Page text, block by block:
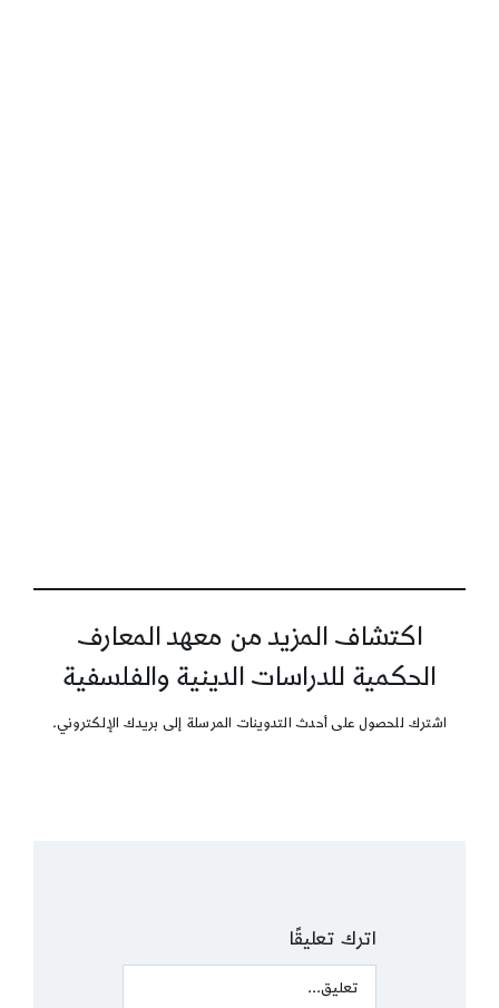
اكتشاف المزيد من معهد المعارف
الحكمية للدراسات الدينية والفلسفية
اشترك للحصول على أحدث التدوينات المرسلة إلى بريدك الإلكتروني.
اترك تعليقًا
Comment